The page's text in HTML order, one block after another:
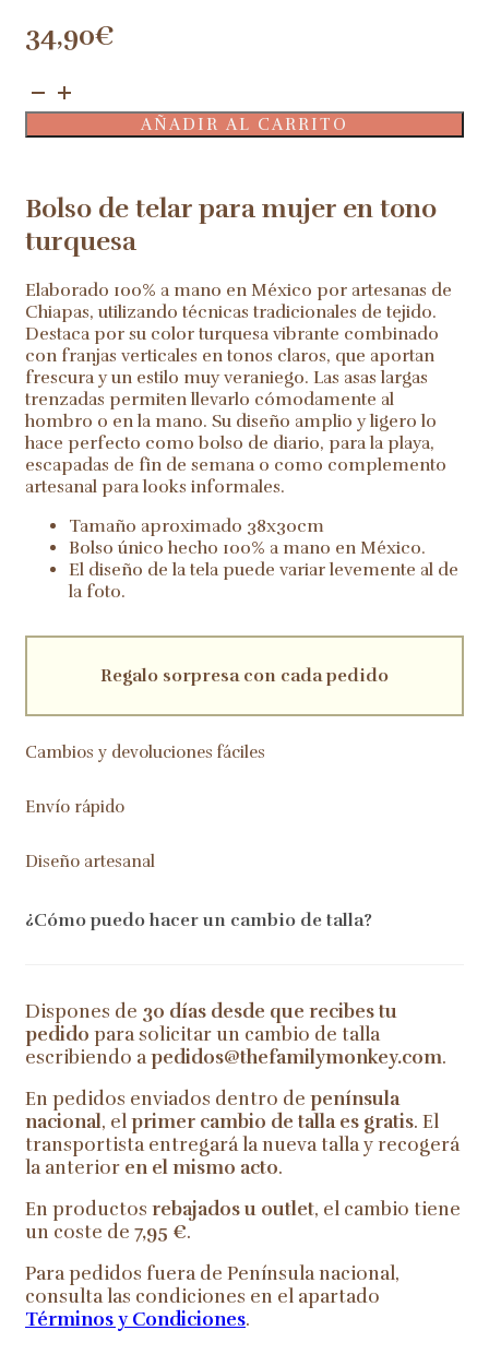
34,90€
Bolso
de
telar
AÑADIR AL CARRITO
Bolso de telar para mujer en tono
turquesa
Elaborado 100% a mano en México por artesanas de
Chiapas, utilizando técnicas tradicionales de tejido.
Destaca por su color turquesa vibrante combinado
con franjas verticales en tonos claros, que aportan
frescura y un estilo muy veraniego. Las asas largas
trenzadas permiten llevarlo cómodamente al
hombro o en la mano. Su diseño amplio y ligero lo
hace perfecto como bolso de diario, para la playa,
escapadas de fin de semana o como complemento
artesanal para looks informales.
Tamaño aproximado 38x30cm
Bolso único hecho 100% a mano en México.
El diseño de la tela puede variar levemente al de
la foto.
Regalo sorpresa con cada pedido
Cambios y devoluciones fáciles
Envío rápido
Diseño artesanal
¿Cómo puedo hacer un cambio de talla?
Dispones de 30 días desde que recibes tu
pedido para solicitar un cambio de talla
escribiendo apedidos@thefamilymonkey.com.
En pedidos enviados dentro de península
nacional, elprimer cambio de talla es gratis. El
transportista entregará la nueva talla y recogerá
la anterior en el mismo acto.
En productos rebajados u outlet, el cambio tiene
un coste de 7,95 €.
Para pedidos fuera de Península nacional,
consulta las condiciones en el apartado
Términos y Condiciones.